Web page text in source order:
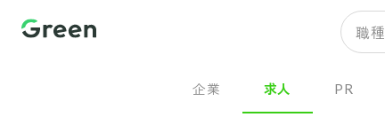
職種
企業 求人 PR